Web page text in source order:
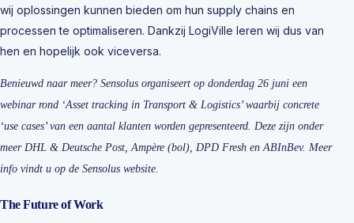
wij oplossingen kunnen bieden om hun supply chains en
processen te optimaliseren. Dankzij LogiVille leren wij dus van
hen en hopelijk ook viceversa.
Benieuwd naar meer? Sensolus organiseert op donderdag 26 juni een
webinar rond ‘Asset tracking in Transport & Logistics’ waarbij concrete
‘use cases’ van een aantal klanten worden gepresenteerd. Deze zijn onder
meer DHL & Deutsche Post, Ampère (bol), DPD Fresh en ABInBev. Meer
info vindt u op de Sensolus website.
The Future of Work